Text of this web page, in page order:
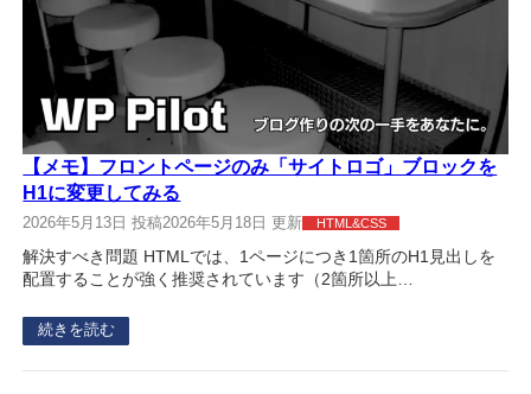
【メモ】フロントページのみ「サイトロゴ」ブロックを
H1に変更してみる
2026年5月13日 投稿2026年5月18日 更新 HTML&CSS
解決すべき問題 HTMLでは、1ページにつき1箇所のH1見出しを
配置することが強く推奨されています（2箇所以上…
続きを読む